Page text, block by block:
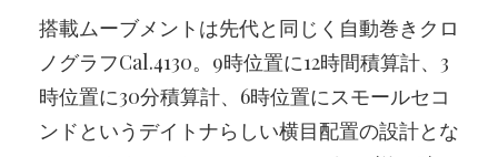
搭載ムーブメントは先代と同じく自動巻きクロ
ノグラフCal.4130。9時位置に12時間積算計、3
時位置に30分積算計、6時位置にスモールセコ
ンドというデイトナらしい横目配置の設計とな